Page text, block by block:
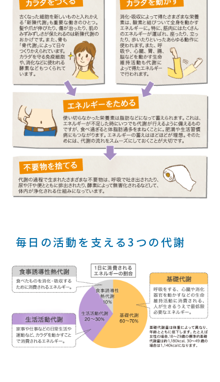
毎日の活動を支える3つの代謝